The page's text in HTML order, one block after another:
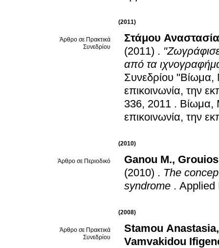
(2011)
Άρθρο σε Πρακτικά
Συνεδρίου
Στάμου Αναστασία
(2011) .
από τα
Συνεδρίου "Βίωμα,
επικοινωνία, την
336, 2011 . Βίωμα,
επικοινωνία, την
(2010)
Άρθρο σε Περιοδικό Ganou M.,
(2010) . The
syndrome . Applied
(2008)
Άρθρο σε Πρακτικά
Συνεδρίου
Stamou Anastasia
Vamvakidou